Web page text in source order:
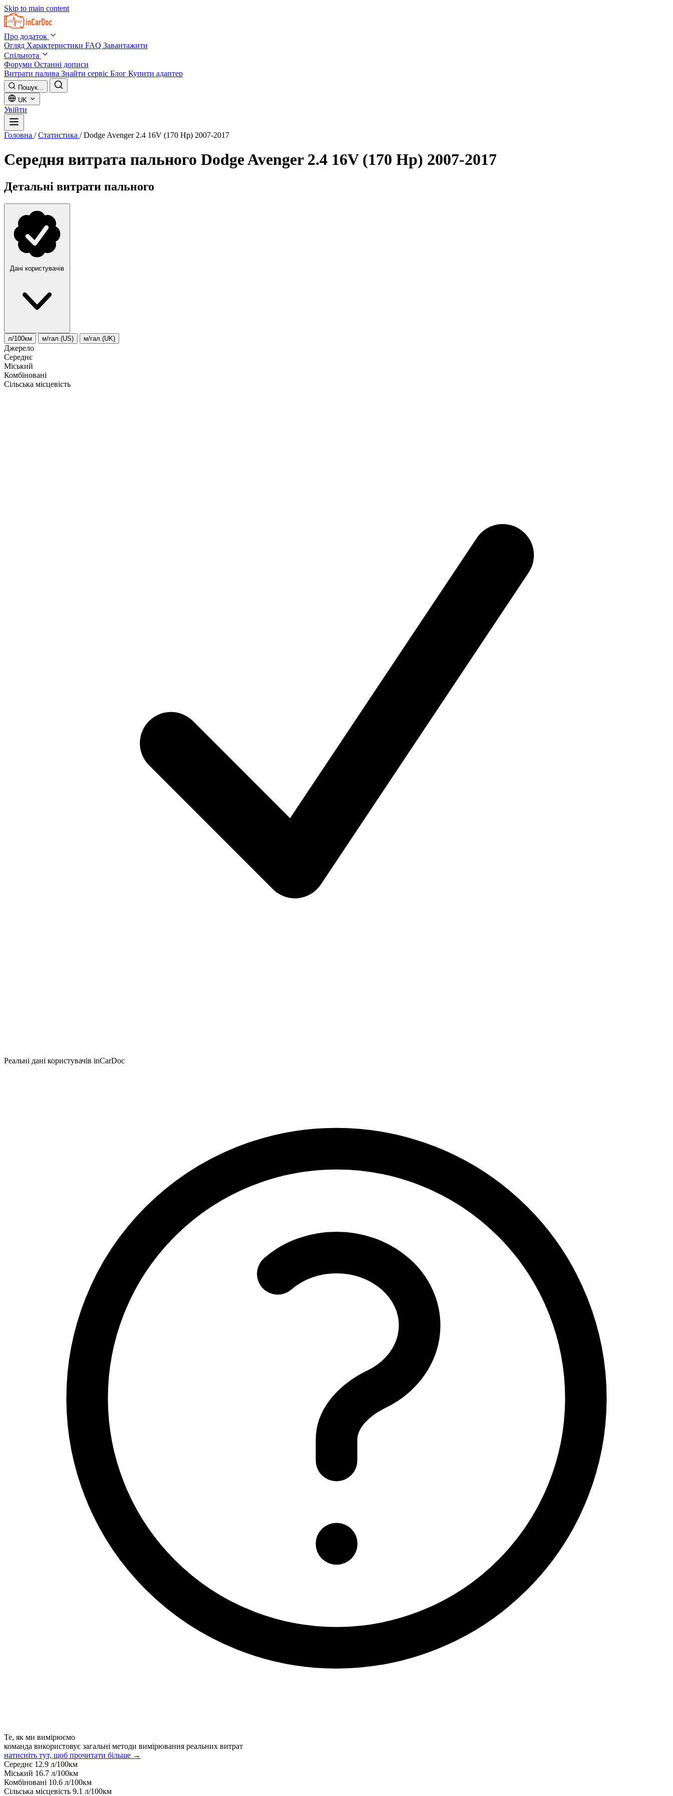
Skip to main content
Про додаток
Огляд Характеристики FAQ Завантажити
Спільнота
Форуми Останні дописи
Витрати палива Знайти сервіс Блог Купити адаптер
Пошук...
UK
Увійти
Головна / Статистика / Dodge Avenger 2.4 16V (170 Hp) 2007-2017
Середня витрата пального Dodge Avenger 2.4 16V (170 Hp) 2007-2017
Детальні витрати пального
Дані користувачів
л/100км м/гал.(US) м/гал.(UK)
Джерело
Середнє
Міський
Комбіновані
Сільська місцевість
Реальні дані користувачів inCarDoc
Те, як ми вимірюємо
команда використовує загальні методи вимірювання реальних витрат
натисніть тут, щоб прочитати більше →
Середнє 12.9 л/100км
Міський 16.7 л/100км
Комбіновані 10.6 л/100км
Сільська місцевість 9.1 л/100км